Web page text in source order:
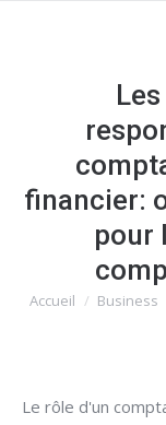
financier:
pour
Vous êtes ici :
Accueil Business
Le rôle d'un